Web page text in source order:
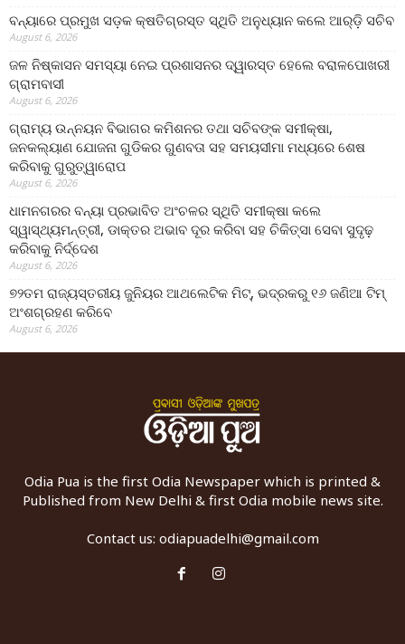
ବନ୍ୟାରେ ପ୍ରମୁଖ ସଡ଼କ କ୍ଷତିଗ୍ରସ୍ତ ସ୍ଥିତି ଅନୁଧ୍ୟାନ କଲେ ଆର୍‌ଡ଼ି ସଚିବ
August 6, 2026
ଜଳ ନିଷ୍କାସନ ସମସ୍ୟା ନେଇ ପ୍ରଶାସନର ଦ୍ୱାରସ୍ତ ହେଲେ ବରାଳପୋଖରୀ
ଗ୍ରାମବାସୀ
August 6, 2026
ଗ୍ରାମ୍ୟ ଉନ୍ନୟନ ବିଭାଗର କମିଶନର ତଥା ସଚିବଙ୍କ ସମୀକ୍ଷା,
ଜନକଲ୍ୟାଣ ଯୋଜନା ଗୁଡିକର ଗୁଣବତା ସହ ସମୟସୀମା ମଧ୍ୟରେ ଶେଷ
କରିବାକୁ ଗୁରୁତ୍ୱାରୋପ
August 6, 2026
ଧାମନଗରର ବନ୍ୟା ପ୍ରଭାବିତ ଅଂଚଳର ସ୍ଥିତି ସମୀକ୍ଷା କଲେ
ସ୍ୱାସ୍ଥ୍ୟମନ୍ତ୍ରୀ, ଡାକ୍ତର ଅଭାବ ଦୂର କରିବା ସହ ଚିକିତ୍ସା ସେବା ସୁଦୃଢ଼
କରିବାକୁ ନିର୍ଦ୍ଦେଶ
August 6, 2026
୭୨ତମ ରାଜ୍ୟସ୍ତରୀୟ ଜୁନିୟର ଆଥଲେଟିକ ମିଟ୍‌, ଭଦ୍ରକରୁ ୧୬ ଜଣିଆ ଟିମ୍
ଅଂଶଗ୍ରହଣ କରିବେ
August 6, 2026
Odia Pua is the first Odia Newspaper which is printed &
Published from New Delhi & first Odia mobile news site.
Contact us: odiapuadelhi@gmail.com